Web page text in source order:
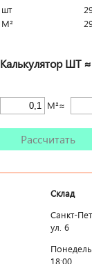
шт
М²
Калькулятор ШТ
М²≈
Рассчитать
Склад
Санкт-
ул. 6
18:00